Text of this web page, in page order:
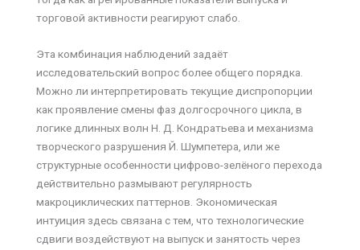
торговой активности реагируют слабо.
Эта комбинация наблюдений задаёт
исследовательский вопрос более общего порядка.
Можно ли интерпретировать текущие диспропорции
как проявление смены фаз долгосрочного цикла, в
логике длинных волн Н. Д. Кондратьева и механизма
творческого разрушения Й. Шумпетера, или же
структурные особенности цифрово-зелёного перехода
действительно размывают регулярность
макроциклических паттернов. Экономическая
интуиция здесь связана с тем, что технологические
сдвиги воздействуют на выпуск и занятость через